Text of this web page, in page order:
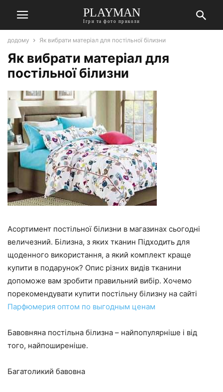
PLAYMAN
Ігри та фото приколи
додому Як вибрати матеріал для постільної білизни
Як вибрати матеріал для
постільної білизни
Асортимент постільної білизни в магазинах сьогодні
величезний. Білизна, з яких тканин Підходить для
щоденного використання, а який комплект краще
купити в подарунок? Опис різних видів тканини
допоможе вам зробити правильний вибір. Хочемо
порекомендувати купити постільну білизну на сайті
Парфюмерия оптом по выгодным ценам
Бавовняна постільна білизна – найпопулярніше і від
того, найпоширеніше.
Багатоликий бавовна